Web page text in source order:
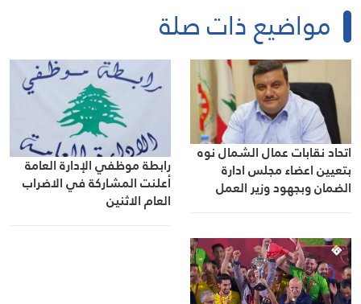
مواضيع ذات صلة
اتحاد نقابات عمال الشمال نوه
بتعيين اعضاء مجلس ادارة
الضمان وبجهود وزير العمل
رابطة موظفي الإدارة العامة
أعلنت المشاركة في الاضراب
العام الاثنين